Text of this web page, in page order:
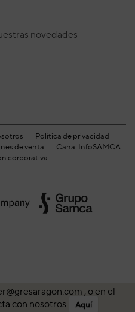
novedades
Política de privacidad
de venta
Canal InfoSAMCA
corporativa
, o en el
con nosotros Aquí